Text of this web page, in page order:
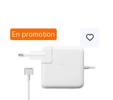
En promotion